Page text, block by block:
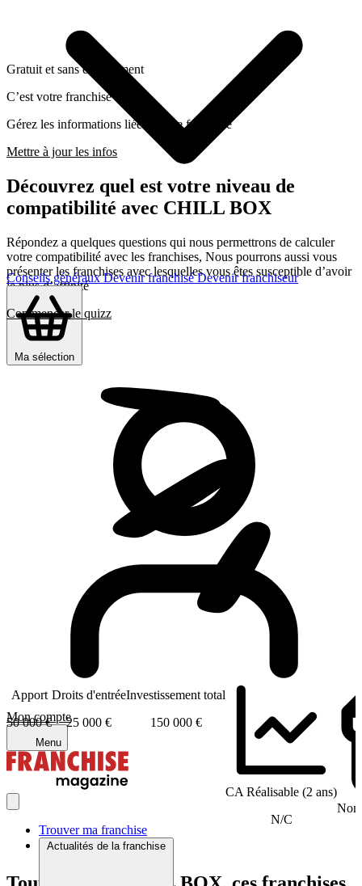
Conseils générauxDevenir franchiséDevenir franchiseur
Ma sélection
Mon compte
Menu
Trouver ma franchise
Actualités de la franchise
Gratuit et sans engagement
C’est votre franchise ?
Gérez les informations liées a cette franchise
Mettre à jour les infos
Découvrez quel est votre niveau de
compatibilité avec CHILL BOX
Répondez a quelques questions qui nous permettrons de calculer
votre compatibilité avec les franchises, Nous pourrons aussi vous
présenter les franchises avec lesquelles vous êtes susceptible d’avoir
le plus d’affinité
Commencer le quizz
Apport
50 000 €
Droits d'entrée
25 000 €
Investissement total
150 000 €
CA Réalisable (2 ans)
N/C